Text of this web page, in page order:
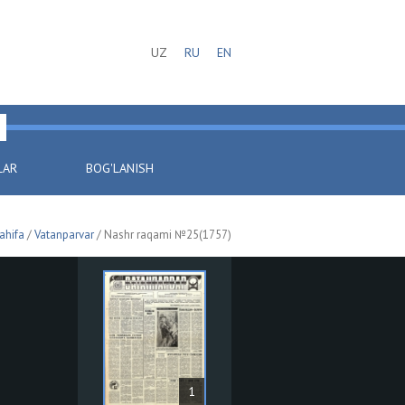
UZ RU EN
BOG'LANISH
/Vatanparvar/ Nashr raqami №25(1757)
1